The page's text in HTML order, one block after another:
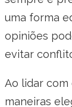
uma forma
opiniões
evitar
Ao lidar
maneiras